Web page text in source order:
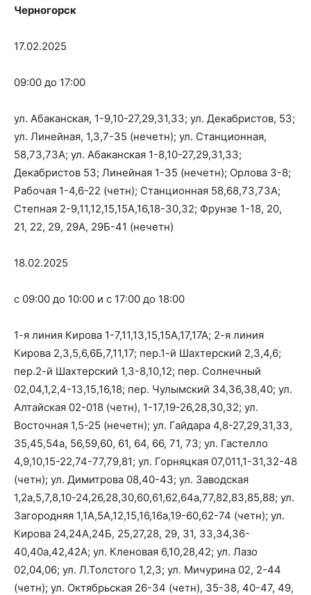
Черногорск
17.02.2025
09:00 до 17:00
ул. Абаканская, 1-9,10-27,29,31,33; ул. Декабристов, 53;
ул. Линейная, 1,3,7-35 (нечетн); ул. Станционная,
58,73,73А; ул. Абаканская 1-8,10-27,29,31,33;
Декабристов 53; Линейная 1-35 (нечетн); Орлова 3-8;
Рабочая 1-4,6-22 (четн); Станционная 58,68,73,73А;
Степная 2-9,11,12,15,15А,16,18-30,32; Фрунзе 1-18, 20,
21, 22, 29, 29А, 29Б-41 (нечетн)
18.02.2025
с 09:00 до 10:00 и с 17:00 до 18:00
1-я линия Кирова 1-7,11,13,15,15А,17,17А; 2-я линия
Кирова 2,3,5,6,6Б,7,11,17; пер.1-й Шахтерский 2,3,4,6;
пер.2-й Шахтерский 1,3-8,10,12; пер. Солнечный
02,04,1,2,4-13,15,16,18; пер. Чулымский 34,36,38,40; ул.
Алтайская 02-018 (четн), 1-17,19-26,28,30,32; ул.
Восточная 1,5-25 (нечетн); ул. Гайдара 4,8-27,29,31,33,
35,45,54а, 56,59,60, 61, 64, 66, 71, 73; ул. Гастелло
4,9,10,15-22,74-77,79,81; ул. Горняцкая 07,011,1-31,32-48
(четн); ул. Димитрова 08,40-43; ул. Заводская
1,2а,5,7,8,10-24,26,28,30,60,61,62,64а,77,82,83,85,88; ул.
Загородняя 1,1А,5А,12,15,16,16а,19-60,62-74 (четн); ул.
Кирова 24,24А,24Б, 25,27,28, 29, 31, 33,34,36-
40,40а,42,42А; ул. Кленовая 6,10,28,42; ул. Лазо
02,04,06; ул. Л.Толстого 1,2,3; ул. Мичурина 02, 2-44
(четн); ул. Октябрьская 26-34 (четн), 35-38, 40-47, 49,